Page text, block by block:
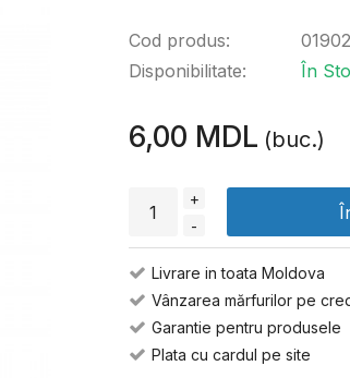
Cod produs:
Disponibilitate:
În
6,00 MDL (buc.)
+
-
Livrare in toata Moldova
Vânzarea mărfurilor pe
Garantie pentru produsele
Plata cu cardul pe site